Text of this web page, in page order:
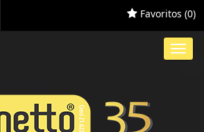
Favoritos (0)